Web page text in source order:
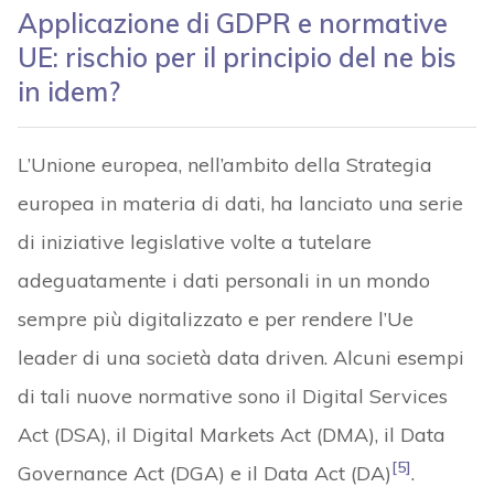
Applicazione di GDPR e normative
UE: rischio per il principio del ne bis
in idem?
L’Unione europea, nell’ambito della Strategia
europea in materia di dati, ha lanciato una serie
di iniziative legislative volte a tutelare
adeguatamente i dati personali in un mondo
sempre più digitalizzato e per rendere l’Ue
leader di una società data driven. Alcuni esempi
di tali nuove normative sono il Digital Services
Act (DSA), il Digital Markets Act (DMA), il Data
Governance Act (DGA) e il Data Act (DA)[5].